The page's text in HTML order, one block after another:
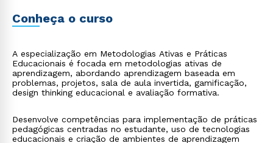
Conheça o curso
A especialização em Metodologias Ativas e Práticas
Educacionais é focada em metodologias ativas de
aprendizagem, abordando aprendizagem baseada em
problemas, projetos, sala de aula invertida, gamificação,
design thinking educacional e avaliação formativa.
Desenvolve competências para implementação de práticas
pedagógicas centradas no estudante, uso de tecnologias
educacionais e criação de ambientes de aprendizagem